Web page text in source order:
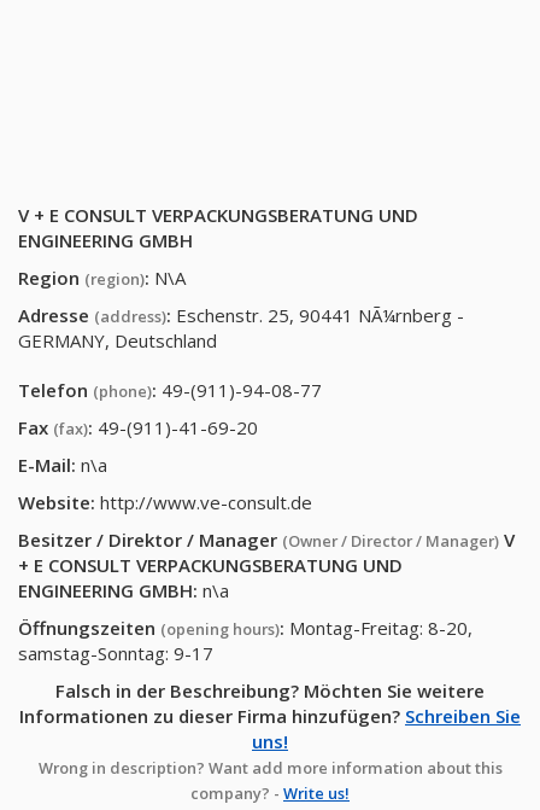
V + E CONSULT VERPACKUNGSBERATUNG UND
ENGINEERING GMBH
Region (region): N\A
Adresse (address): Eschenstr. 25, 90441 NÃ¼rnberg -
GERMANY, Deutschland
Telefon (phone): 49-(911)-94-08-77
Fax (fax): 49-(911)-41-69-20
E-Mail: n\a
Website: http://www.ve-consult.de
Besitzer / Direktor / Manager (Owner / Director / Manager) V
+ E CONSULT VERPACKUNGSBERATUNG UND
ENGINEERING GMBH: n\a
Öffnungszeiten (opening hours): Montag-Freitag: 8-20,
samstag-Sonntag: 9-17
Falsch in der Beschreibung? Möchten Sie weitere
Informationen zu dieser Firma hinzufügen? Schreiben Sie
uns!
Wrong in description? Want add more information about this
company? - Write us!